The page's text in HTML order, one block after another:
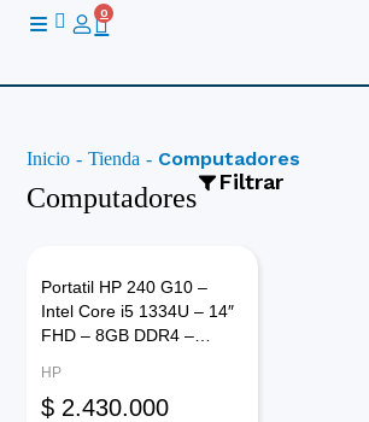
0
Cart
Inicio - Tienda - Computadores
Computadores
Filtrar
Categoría
Computadores de Escritorio
Equipos Gamer
Portatil HP 240 G10 –
Intel Core i5 1334U – 14″
FHD – 8GB DDR4 –
11 Pro – Plateado Turbo –
Tactil – Ultraliviano –
HP
$ 2.430.000